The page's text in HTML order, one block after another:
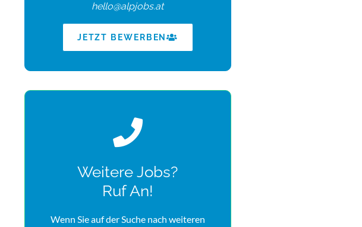
hello@alpjobs.at
JETZT BEWERBEN
Weitere Jobs?
Ruf An!
Wenn Sie auf der Suche nach weiteren